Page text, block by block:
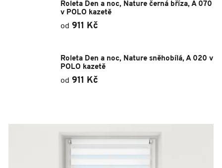
Roleta Den a noc, Nature černá bříza, A 070
v POLO kazetě
od 911 Kč
Roleta Den a noc, Nature sněhobílá, A 020 v
POLO kazetě
od 911 Kč
ý